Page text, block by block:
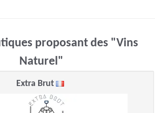
proposant des "Vins
Naturel"
Extra Brut